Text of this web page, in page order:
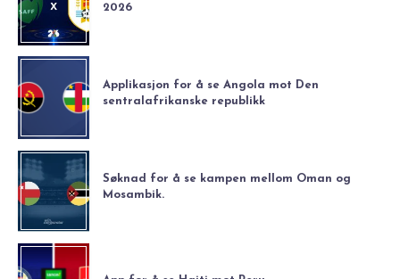
2026
Applikasjon for å se Angola mot Den
sentralafrikanske republikk
Søknad for å se kampen mellom Oman og
Mosambik.